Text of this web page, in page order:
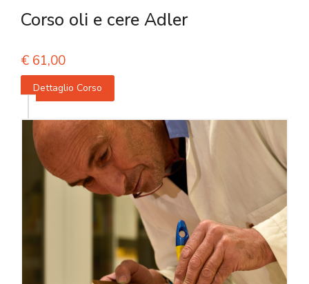
Corso oli e cere Adler
€ 61,00
Dettaglio Corso